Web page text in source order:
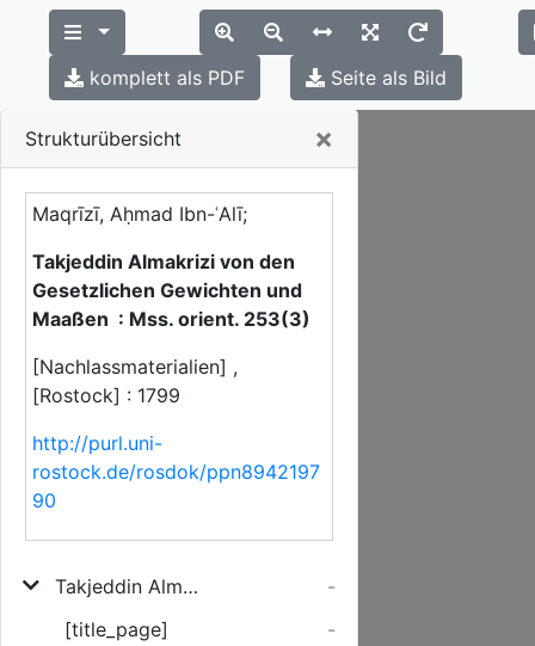
Strukturübersicht ×
Maqrīzī, Aḥmad Ibn-ʿAlī;
Takjeddin Almakrizi von den
Gesetzlichen Gewichten und
Maaßen : Mss. orient. 253(3)
[Nachlassmaterialien] ,
[Rostock] : 1799
http://purl.uni-
rostock.de/rosdok/ppn8942197
90
Takjeddin Almakrizi von den Gesetzlichen Gewichten und Maaßen
-
[title_page]
-
komplett als PDF Seite als Bild